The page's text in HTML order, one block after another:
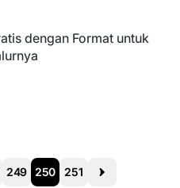
dengan Format untuk
249 250 251 Next